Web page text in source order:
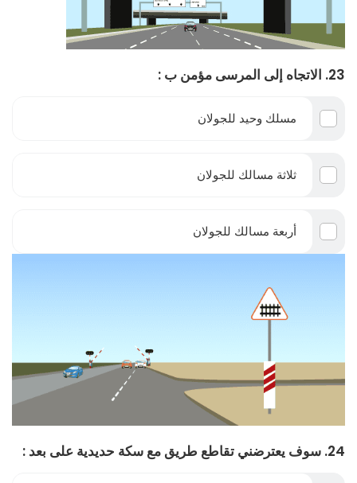
23. الاتجاه إلى المرسى مؤمن ب :
مسلك وحيد للجولان
ثلاثة مسالك للجولان
أربعة مسالك للجولان
24. سوف يعترضني تقاطع طريق مع سكة حديدية على بعد :